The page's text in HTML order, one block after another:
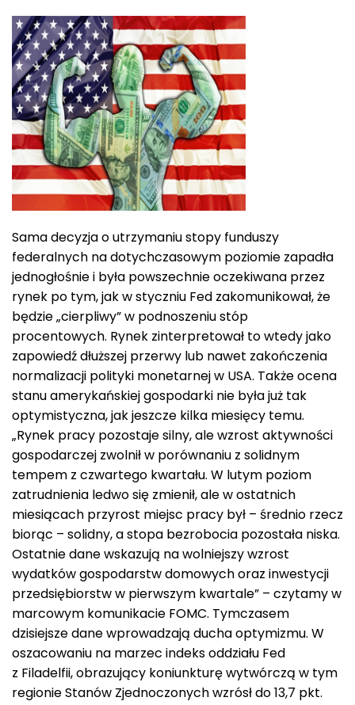
Sama decyzja o utrzymaniu stopy funduszy
federalnych na dotychczasowym poziomie zapadła
jednogłośnie i była powszechnie oczekiwana przez
rynek po tym, jak w styczniu Fed zakomunikował, że
będzie „cierpliwy” w podnoszeniu stóp
procentowych. Rynek zinterpretował to wtedy jako
zapowiedź dłuższej przerwy lub nawet zakończenia
normalizacji polityki monetarnej w USA. Także ocena
stanu amerykańskiej gospodarki nie była już tak
optymistyczna, jak jeszcze kilka miesięcy temu.
„Rynek pracy pozostaje silny, ale wzrost aktywności
gospodarczej zwolnił w porównaniu z solidnym
tempem z czwartego kwartału. W lutym poziom
zatrudnienia ledwo się zmienił, ale w ostatnich
miesiącach przyrost miejsc pracy był – średnio rzecz
biorąc – solidny, a stopa bezrobocia pozostała niska.
Ostatnie dane wskazują na wolniejszy wzrost
wydatków gospodarstw domowych oraz inwestycji
przedsiębiorstw w pierwszym kwartale” – czytamy w
marcowym komunikacie FOMC. Tymczasem
dzisiejsze dane wprowadzają ducha optymizmu. W
oszacowaniu na marzec indeks oddziału Fed
z Filadelfii, obrazujący koniunkturę wytwórczą w tym
regionie Stanów Zjednoczonych wzrósł do 13,7 pkt.